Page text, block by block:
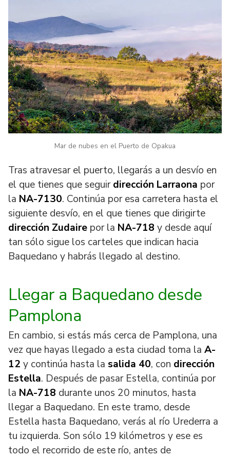
Mar de nubes en el Puerto de Opakua
Tras atravesar el puerto, llegarás a un desvío en
el que tienes que seguirdirección Larraona por
la NA-7130. Continúa por esa carretera hasta el
siguiente desvío, en el que tienes que dirigirte
dirección Zudaire por la NA-718 y desde aquí
tan sólo sigue los carteles que indican hacia
Baquedano y habrás llegado al destino.
Llegar a Baquedano desde
Pamplona
En cambio, si estás más cerca de Pamplona, una
vez que hayas llegado a esta ciudad toma la A-
12 y continúa hasta la salida 40, con dirección
Estella. Después de pasar Estella, continúa por
la NA-718 durante unos 20 minutos, hasta
llegar a Baquedano. En este tramo, desde
Estella hasta Baquedano, verás al río Urederra a
tu izquierda. Son sólo 19 kilómetros y ese es
todo el recorrido de este río, antes de